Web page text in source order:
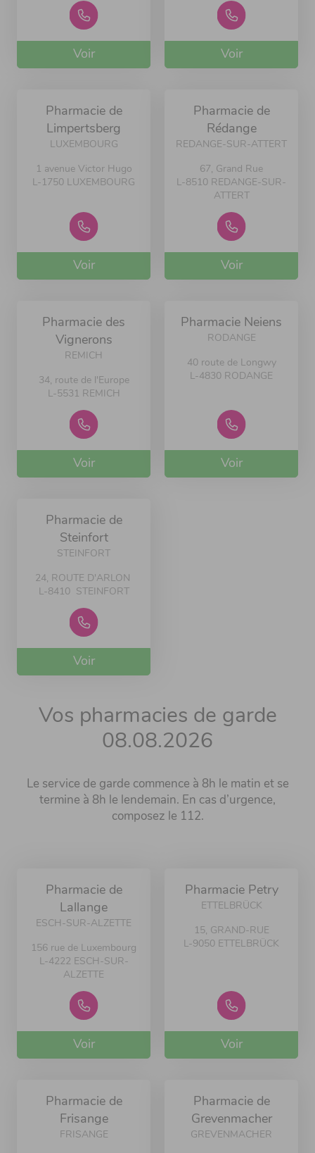
Voir Voir
Pharmacie de
Limpertsberg
LUXEMBOURG
1 avenue Victor Hugo
L-1750 LUXEMBOURG
Voir
Pharmacie de
Rédange
REDANGE-SUR-ATTERT
67, Grand Rue
L-8510 REDANGE-SUR-
ATTERT
Voir
Pharmacie des
Vignerons
REMICH
34, route de l'Europe
L-5531 REMICH
Voir
Pharmacie Neiens
RODANGE
40 route de Longwy
L-4830 RODANGE
Voir
Pharmacie de
Steinfort
STEINFORT
24, ROUTE D'ARLON
L-8410 STEINFORT
Voir
Vos pharmacies de garde
08.08.2026
Le service de garde commence à 8h le matin et se
termine à 8h le lendemain. En cas d’urgence,
composez le 112.
Pharmacie de
Lallange
ESCH-SUR-ALZETTE
156 rue de Luxembourg
L-4222 ESCH-SUR-
ALZETTE
Voir
Pharmacie Petry
ETTELBRÜCK
15, GRAND-RUE
L-9050 ETTELBRÜCK
Voir
Pharmacie de
Frisange
FRISANGE
Pharmacie de
Grevenmacher
GREVENMACHER